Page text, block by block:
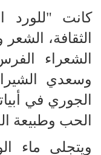
كانت "للورد
الثقافة،
الشعراء
وسعدي
الجوري في
الحب وطبيعة
ويتجلى ماء